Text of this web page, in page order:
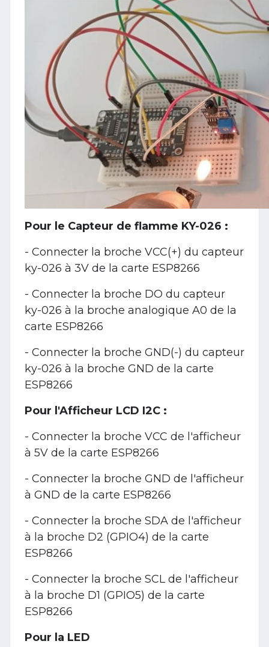
Pour le Capteur de flamme KY-026 :
- Connecter la broche VCC(+) du capteur
ky-026 à 3V de la carte ESP8266
- Connecter la broche DO du capteur
ky-026 à la broche analogique A0 de la
carte ESP8266
- Connecter la broche GND(-) du capteur
ky-026 à la broche GND de la carte
ESP8266
Pour l'Afficheur LCD I2C :
- Connecter la broche VCC de l'afficheur
à 5V de la carte ESP8266
- Connecter la broche GND de l'afficheur
à GND de la carte ESP8266
- Connecter la broche SDA de l'afficheur
à la broche D2 (GPIO4) de la carte
ESP8266
- Connecter la broche SCL de l'afficheur
à la broche D1 (GPIO5) de la carte
ESP8266
Pour la LED